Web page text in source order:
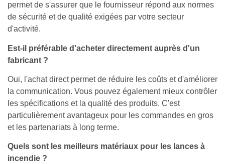
permet de s'assurer que le fournisseur répond aux normes
de sécurité et de qualité exigées par votre secteur
d'activité.
Est-il préférable d'acheter directement auprès d'un
fabricant ?
Oui, l'achat direct permet de réduire les coûts et d'améliorer
la communication. Vous pouvez également mieux contrôler
les spécifications et la qualité des produits. C'est
particulièrement avantageux pour les commandes en gros
et les partenariats à long terme.
Quels sont les meilleurs matériaux pour les lances à
incendie ?